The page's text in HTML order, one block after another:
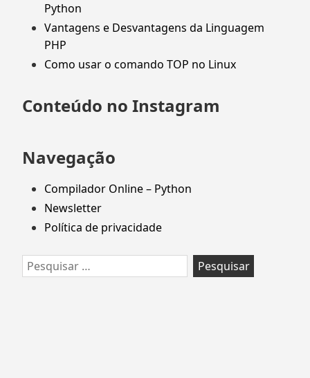
Python
Vantagens e Desvantagens da Linguagem
PHP
Como usar o comando TOP no Linux
Conteúdo no Instagram
Navegação
Compilador Online – Python
Newsletter
Política de privacidade
Pesquisar
por: